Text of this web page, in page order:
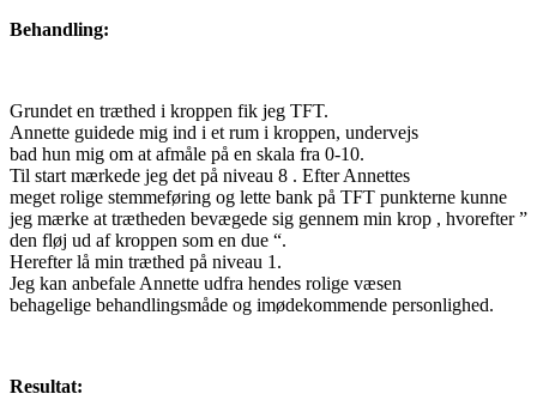
Behandling:
Grundet en træthed i kroppen fik jeg TFT.
Annette guidede mig ind i et rum i kroppen, undervejs
bad hun mig om at afmåle på en skala fra 0-10.
Til start mærkede jeg det på niveau 8 . Efter Annettes
meget rolige stemmeføring og lette bank på TFT punkterne kunne
jeg mærke at trætheden bevægede sig gennem min krop , hvorefter ”
den fløj ud af kroppen som en due “.
Herefter lå min træthed på niveau 1.
Jeg kan anbefale Annette udfra hendes rolige væsen
behagelige behandlingsmåde og imødekommende personlighed.
Resultat: